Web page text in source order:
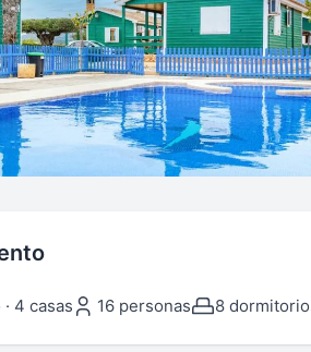
4 casas 16 personas 8